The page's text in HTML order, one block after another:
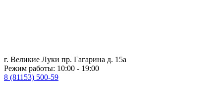
г. Великие Луки пр. Гагарина д. 15а
Режим работы: 10:00 - 19:00
8 (81153) 500-59